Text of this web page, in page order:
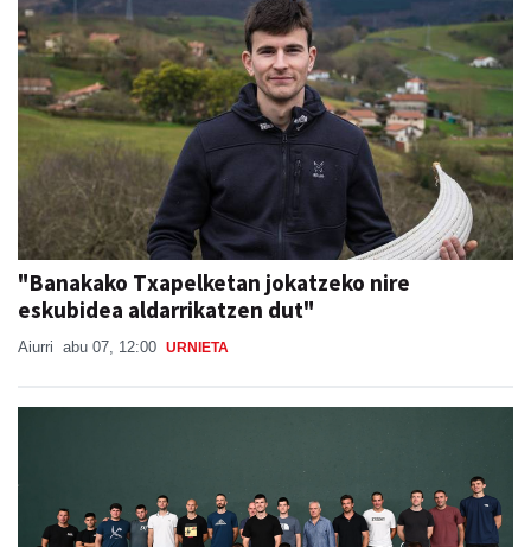
"Banakako Txapelketan jokatzeko nire
eskubidea aldarrikatzen dut"
Aiurri abu 07, 12:00 URNIETA